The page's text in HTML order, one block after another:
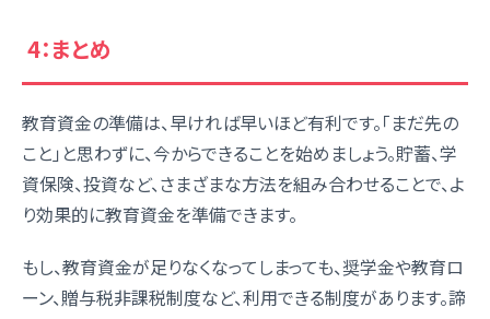
4：まとめ
教育資金の準備は、早ければ早いほど有利です。「まだ先の
こと」と思わずに、今からできることを始めましょう。貯蓄、学
資保険、投資など、さまざまな方法を組み合わせることで、よ
り効果的に教育資金を準備できます。
もし、教育資金が足りなくなってしまっても、奨学金や教育ロ
ーン、贈与税非課税制度など、利用できる制度があります。諦